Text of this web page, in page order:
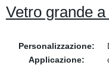
Vetro grande
Personalizzazione:
Applicazione: